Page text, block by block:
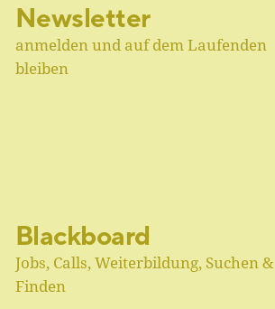
Newsletter
anmelden und auf dem Laufenden
bleiben
Blackboard
Jobs, Calls, Weiterbildung, Suchen &
Finden